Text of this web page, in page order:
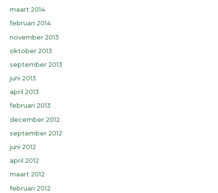
maart 2014
februari 2014
november 2013
oktober 2013
september 2013
juni 2013
april 2013
februari 2013
december 2012
september 2012
juni 2012
april 2012
maart 2012
februari 2012